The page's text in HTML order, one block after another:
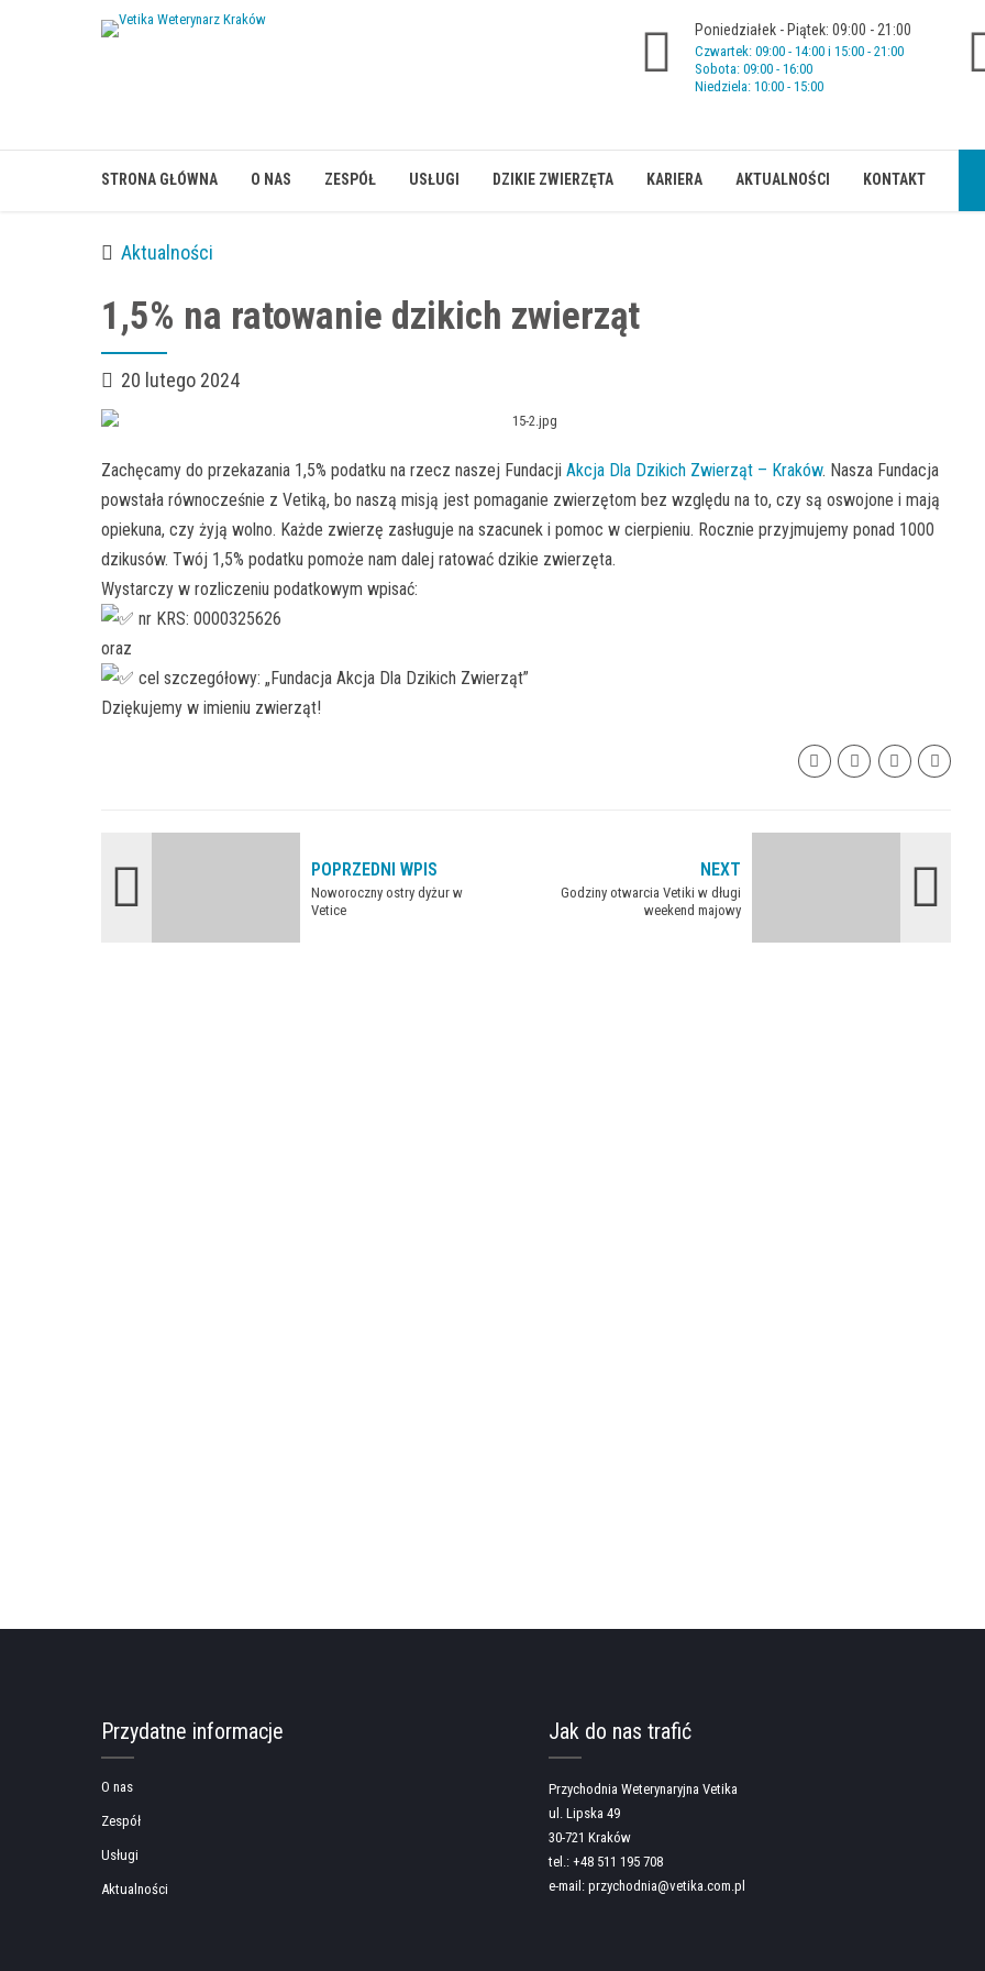
Poniedziałek - Piątek: 09:00 - 21:00
Czwartek: 09:00 - 14:00 i 15:00 - 21:00
Sobota: 09:00 - 16:00
Niedziela: 10:00 - 15:00
STRONA GŁÓWNA O NAS ZESPÓŁ USŁUGI DZIKIE ZWIERZĘTA KARIERA AKTUALNOŚCI KONTAKT
Aktualności
1,5% na ratowanie dzikich zwierząt
20 lutego 2024
Zachęcamy do przekazania 1,5% podatku na rzecz naszej Fundacji Akcja Dla Dzikich Zwierząt – Kraków. Nasza Fundacja
powstała równocześnie z Vetiką, bo naszą misją jest pomaganie zwierzętom bez względu na to, czy są oswojone i mają
opiekuna, czy żyją wolno. Każde zwierzę zasługuje na szacunek i pomoc w cierpieniu. Rocznie przyjmujemy ponad 1000
dzikusów. Twój 1,5% podatku pomoże nam dalej ratować dzikie zwierzęta.
Wystarczy w rozliczeniu podatkowym wpisać:
nr KRS: 0000325626
oraz
cel szczegółowy: „Fundacja Akcja Dla Dzikich Zwierząt”
Dziękujemy w imieniu zwierząt!
POPRZEDNI WPIS
Noworoczny ostry dyżur w
Vetice
NEXT
Godziny otwarcia Vetiki w długi
weekend majowy
Przydatne informacje
O nas
Zespół
Usługi
Aktualności
Jak do nas trafić
Przychodnia Weterynaryjna Vetika
ul. Lipska 49
30-721 Kraków
tel.: +48 511 195 708
e-mail: przychodnia@vetika.com.pl